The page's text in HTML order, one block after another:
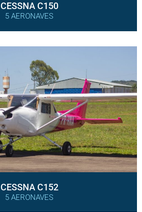
CESSNA C150
5 AERONAVES
CESSNA C152
5 AERONAVES